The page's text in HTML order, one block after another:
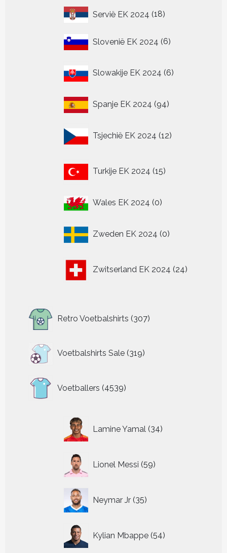
Servië EK 2024 1818
Slovenië EK 2024 66
Slowakije EK 2024 6
producten
Spanje EK 2024 9494
Tsjechië EK 2024 12
producten
Turkije EK 2024 15
producten
Wales EK 2024 00
Zweden EK 2024 0
producten
Zwitserland EK 2024 24
producten
Retro Voetbalshirts 307
producten
Voetbalshirts Sale 319
319
Voetballers 4539
producten
Lamine Yamal 34
producten
Lionel Messi 59
producten
Neymar Jr 35
producten
Kylian Mbappe 54
producten